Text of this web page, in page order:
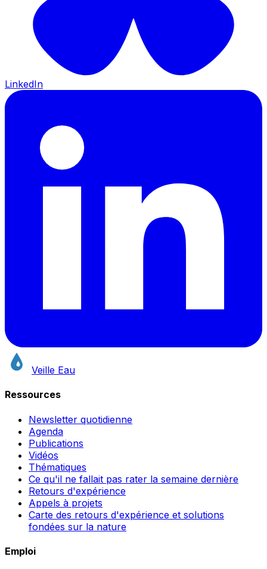
LinkedIn
Veille Eau
Ressources
Newsletter quotidienne
Agenda
Publications
Vidéos
Thématiques
Ce qu'il ne fallait pas rater la semaine dernière
Retours d'expérience
Appels à projets
Carte des retours d'expérience et solutions
fondées sur la nature
Emploi